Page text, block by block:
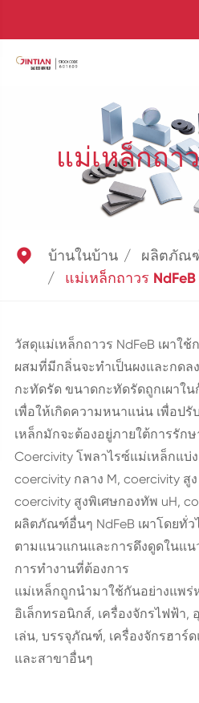
แม่เหล็กถา
 บ้านในบ้าน ผลิตภัณ
แม่เหล็กถาวร NdFeB
วัสดุแม่เหล็กถาวร NdFeB เผาใ
ผสมที่มีกลิ่นจะทำเป็นผงและกด
กะทัดรัด ขนาดกะทัดรัดถูกเผาใ
เพื่อให้เกิดความหนาแน่น เพื่อปรั
เหล็กมักจะต้องอยู่ภายใต้การรัก
Coercivity โพลาไรซ์แม่เหล็กแบ่
coercivity กลาง M, coercivity สู
coercivity สูงพิเศษกองทัพ uH,
ผลิตภัณฑ์อื่นๆ NdFeB เผาโดยทั่ว
ตามแนวแกนและการดึงดูดในแ
การทำงานที่ต้องการ
แม่เหล็กถูกนำมาใช้กันอย่างแพ
อิเล็กทรอนิกส์, เครื่องจักรไฟฟ้า
เล่น, บรรจุภัณฑ์, เครื่องจักรฮาร์
และสาขาอื่นๆ